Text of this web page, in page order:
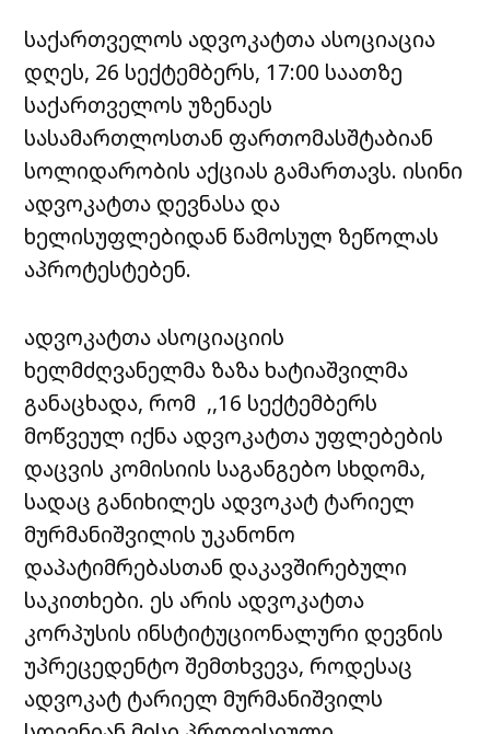
საქართველოს ადვოკატთა ასოციაცია
დღეს, 26 სექტემბერს, 17:00 საათზე
საქართველოს უზენაეს
სასამართლოსთან ფართომასშტაბიან
სოლიდარობის აქციას გამართავს. ისინი
ადვოკატთა დევნასა და
ხელისუფლებიდან წამოსულ ზეწოლას
აპროტესტებენ.
ადვოკატთა ასოციაციის
ხელმძღვანელმა ზაზა ხატიაშვილმა
განაცხადა, რომ ,,16 სექტემბერს
მოწვეულ იქნა ადვოკატთა უფლებების
დაცვის კომისიის საგანგებო სხდომა,
სადაც განიხილეს ადვოკატ ტარიელ
მურმანიშვილის უკანონო
დაპატიმრებასთან დაკავშირებული
საკითხები. ეს არის ადვოკატთა
კორპუსის ინსტიტუციონალური დევნის
უპრეცედენტო შემთხვევა, როდესაც
ადვოკატ ტარიელ მურმანიშვილს